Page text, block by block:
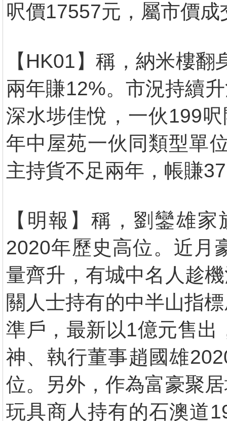
呎價17557元，屬市價成
【HK01】稱，納米樓
兩年賺12%。市況持續
深水埗佳悅，一伙199
年中屋苑一伙同類型單
主持貨不足兩年，帳賺
【明報】稱，劉鑾雄
2020年歷史高位。近月
量齊升，有城中名人趁
關人士持有的中半山指
準戶，最新以1億元售出
神、執行董事趙國雄
位。另外，作為富豪聚
玩具商人持有的石澳道